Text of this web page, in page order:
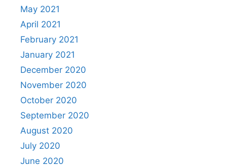
May 2021
April 2021
February 2021
January 2021
December 2020
November 2020
October 2020
September 2020
August 2020
July 2020
June 2020